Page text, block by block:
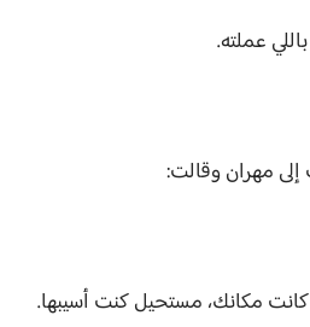
عملته.
مهران وقالت:
مكانك، مستحيل كنت أسيبها.